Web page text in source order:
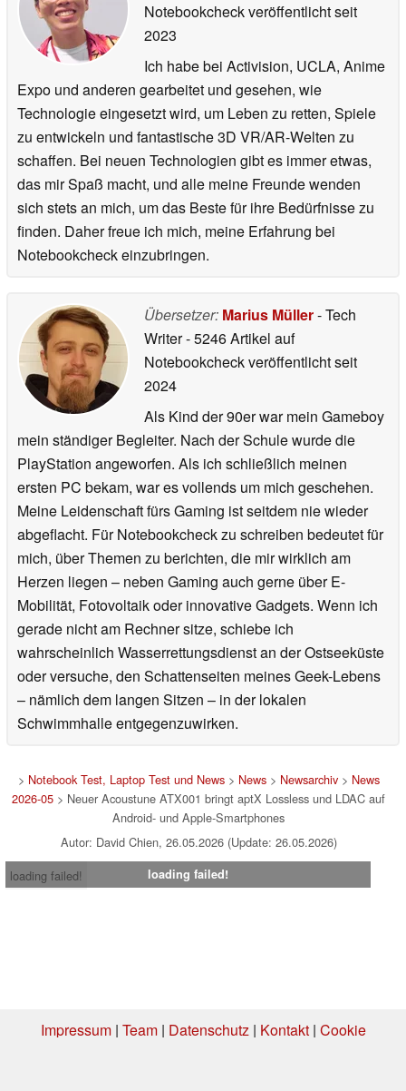
Notebookcheck veröffentlichtseit
2023
Ich habe bei Activision, UCLA, Anime
Expo und anderen gearbeitet und gesehen, wie
Technologie eingesetzt wird, um Leben zu retten, Spiele
zu entwickeln und fantastische 3D VR/AR-Welten zu
schaffen. Bei neuen Technologien gibt es immer etwas,
das mir Spaß macht, und alle meine Freunde wenden
sich stets an mich, um das Beste für ihre Bedürfnisse zu
finden. Daher freue ich mich, meine Erfahrung bei
Notebookcheck einzubringen.
Übersetzer: Marius Müller- Tech
Writer- 5246 Artikel auf
Notebookcheck veröffentlichtseit
2024
Als Kind der 90er war mein Gameboy
mein ständiger Begleiter. Nach der Schule wurde die
PlayStation angeworfen. Als ich schließlich meinen
ersten PC bekam, war es vollends um mich geschehen.
Meine Leidenschaft fürs Gaming ist seitdem nie wieder
abgeflacht. Für Notebookcheck zu schreiben bedeutet für
mich, über Themen zu berichten, die mir wirklich am
Herzen liegen – neben Gaming auch gerne über E-
Mobilität, Fotovoltaik oder innovative Gadgets. Wenn ich
gerade nicht am Rechner sitze, schiebe ich
wahrscheinlich Wasserrettungsdienst an der Ostseeküste
oder versuche, den Schattenseiten meines Geek-Lebens
– nämlich dem langen Sitzen – in der lokalen
Schwimmhalle entgegenzuwirken.
> Notebook Test, Laptop Test und News> News> Newsarchiv> News
2026-05 > Neuer Acoustune ATX001 bringt aptX Lossless und LDAC auf
Android- und Apple-Smartphones
Autor: David Chien, 26.05.2026 (Update: 26.05.2026)
loading failed!
loading failed!
Impressum| Team| Datenschutz| Kontakt| Cookie